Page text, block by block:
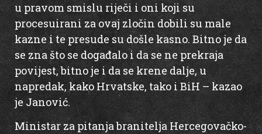
u pravom smislu riječi i oni koji su
procesuirani za ovaj zločin dobili su male
kazne i te presude su došle kasno. Bitno je da
se zna što se događalo i da se ne prekraja
povijest, bitno je i da se krene dalje, u
napredak, kako Hrvatske, tako i BiH – kazao
je Janović.
Ministar za pitanja branitelja Hercegovačko-